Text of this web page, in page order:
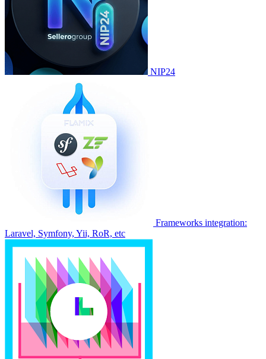
NIP24
Frameworks integration:
Laravel, Symfony, Yii, RoR, etc